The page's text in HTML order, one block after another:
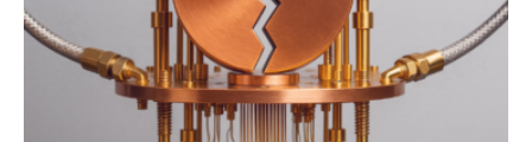
internationaler Partner der entscheidende Durchbruch:
Der lange diskutierte Thorium-Kernübergang wurde
gefunden. Kurz darauf konnte man zeigen, dass sich
Thorium tatsächlich nutzen lässt, um hochpräzise…